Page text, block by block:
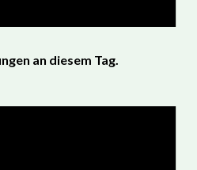
an diesem Tag.